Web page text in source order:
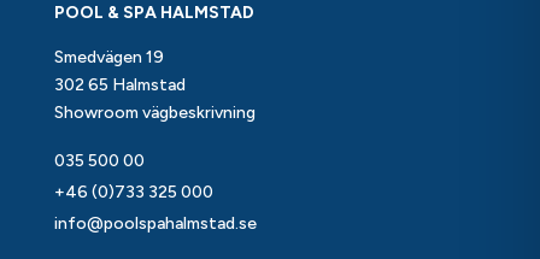
POOL & SPA HALMSTAD
Smedvägen 19
302 65 Halmstad
Showroom vägbeskrivning
035 500 00
+46 (0)733 325 000
info@poolspahalmstad.se